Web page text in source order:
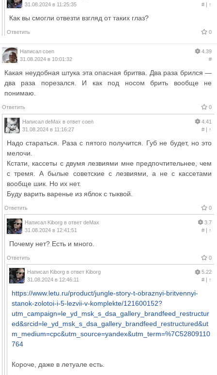
31.08.2024 в 11:25:35
#| ↑
Как вы смогли отвезти взгляд от таких глаз?
Ответить 0
Написал coen
31.08.2024 в 10:01:32
4.39
#
Какая неудобная штука эта опасная бритва. Два раза брился —
два раза порезался. И как под носом брить вообще не
понимаю.
Ответить 0
Написал deMax в ответ coen
31.08.2024 в 11:16:27
4.41
#| ↑
Надо стараться. Раза с пятого получится. Губ не будет, но это
мелочи.
Кстати, кассеты с двумя лезвиями мне предпочтительнее, чем
с тремя. А былые советские с лезвиями, а не с кассетами
вообще шик. Но их нет.
Буду варить варенье из яблок с тыквой.
Ответить 0
Написал Kiborg в ответ deMax
31.08.2024 в 12:41:51
3.7
#| ↑
Почему нет? Есть и много.
Ответить 0
Написал Kiborg в ответ Kiborg
31.08.2024 в 12:46:11
5.22
#| ↑
https://www.letu.ru/product/jungle-story-t-obraznyi-britvennyi-
stanok-zolotoi-i-5-lezvii-v-komplekte/121600152?
utm_campaign=le_yd_msk_s_dsa_gallery_brandfeed_restructur
ed&srcid=le_yd_msk_s_dsa_gallery_brandfeed_restructured&ut
m_medium=cpc&utm_source=yandex&utm_term=%7C52809110
764
Короче, даже в летуале есть.